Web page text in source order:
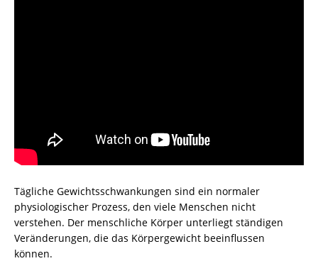
Tägliche Gewichtsschwankungen sind ein normaler
physiologischer Prozess, den viele Menschen nicht
verstehen. Der menschliche Körper unterliegt ständigen
Veränderungen, die das Körpergewicht beeinflussen
können.